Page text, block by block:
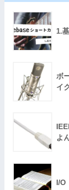
1.
ボ
イ
よ
I/O